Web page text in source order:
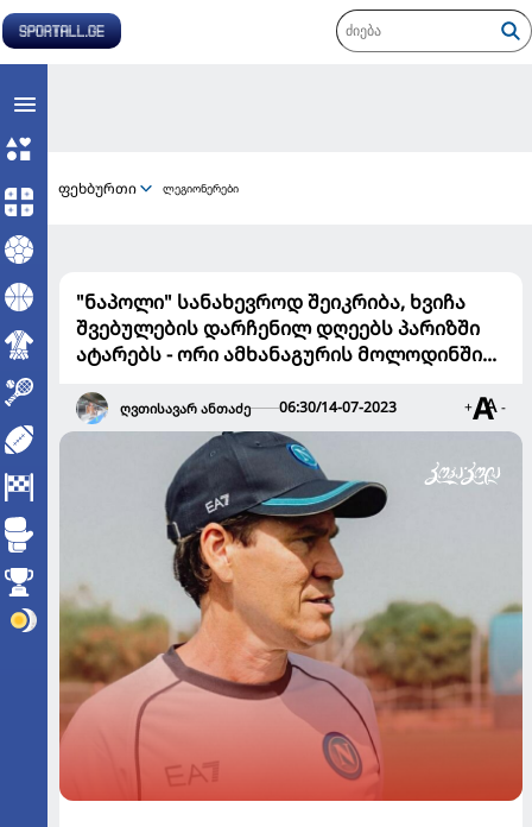
ფეხბურთი ლეგიონერები
"ნაპოლი" სანახევროდ შეიკრიბა, ხვიჩა
შვებულების დარჩენილ დღეებს პარიზში
ატარებს - ორი ამხანაგურის მოლოდინში...
ღვთისავარ ანთაძე 06:30/14-07-2023 + -